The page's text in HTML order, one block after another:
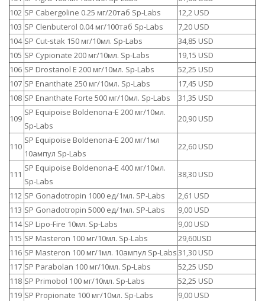
102 SP Cabergoline 0.25 мг/20таб Sp-Labs
12,2 USD
103 SP Clenbuterol 0.04 мг/100таб Sp-Labs
7,20 USD
104 SP Cut-stak 150 мг/10мл. Sp-Labs
34,85 USD
105 SP Cypionate 200 мг/10мл. Sp-Labs
19,15 USD
106 SP Drostanol E 200 мг/10мл. Sp-Labs
52,25 USD
107 SP Enanthate 250 мг/10мл. Sp-Labs
17,45 USD
108 SP Enanthate Forte 500 мг/10мл. Sp-Labs
31,35 USD
109
SP Equipoise Boldenona-E 200 мг/10мл.
Sp-Labs
20,90 USD
110
SP Equipoise Boldenona-E 200 мг/1мл
10ампул Sp-Labs
22,60 USD
111
SP Equipoise Boldenona-E 400 мг/10мл.
Sp-Labs
38,30 USD
112 SP Gonadotropin 1000 ед/1мл. SP-Labs
2,61 USD
113 SP Gonadotropin 5000 ед/1мл. SP-Labs
9,00 USD
114 SP Lipo-Fire 10мл. Sp-Labs
9,00 USD
115 SP Masteron 100 мг/10мл. Sp-Labs
29,60USD
116 SP Masteron 100 мг/1мл. 10ампул Sp-Labs31,30 USD
117 SP Parabolan 100 мг/10мл. Sp-Labs
52,25 USD
118 SP Primobol 100 мг/10мл. Sp-Labs
52,25 USD
119 SP Propionate 100 мг/10мл. Sp-Labs
9,00 USD